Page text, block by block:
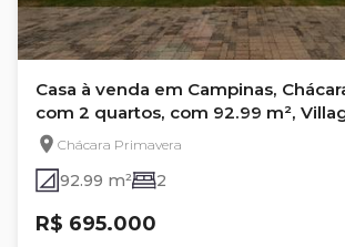
Casa à venda em Campinas,
com 2 quartos, com 92.99 m²,
Primaveras
Chácara Primavera
92.99 m² 2
R$ 695.000